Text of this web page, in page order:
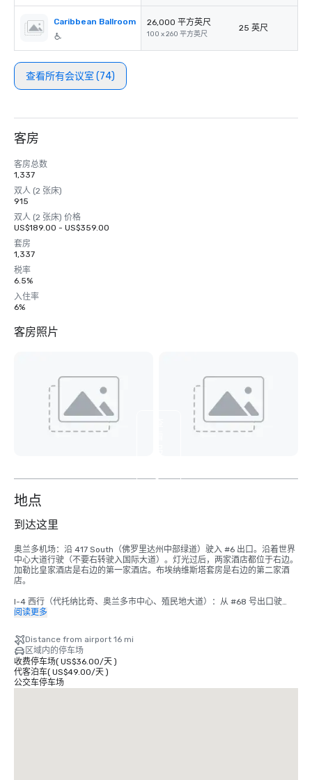
Caribbean Ballroom 26,000 平方英尺
100 x 260 平方英尺
25 英尺
查看所有会议室 (74)
客房
客房总数
1,337
双人 (2 张床)
915
双人 (2 张床) 价格
US$189.00 - US$359.00
套房
1,337
税率
6.5%
入住率
6%
客房照片
5
地点
到达这里
奥兰多机场：沿 417 South（佛罗里达州中部绿道）驶入 #6 出口。沿着世界
中心大道行驶（不要右转驶入国际大道）。灯光过后，两家酒店都位于右边。
加勒比皇家酒店是右边的第一家酒店。布埃纳维斯塔套房是右边的第二家酒
店。
I-4 西行（代托纳比奇、奥兰多市中心、殖民地大道）：从 #68 号出口驶
出，左转驶入 S.R. 535（阿波普卡/瓦恩兰路）。前往第 3 个灯并左转驶入世
I-4 东行（坦帕、克利尔沃特）：从 #67 号出口驶出。沿着右侧国际大道的路
标行驶。通过两个红绿灯。我们是继第二个红绿灯（535 号和世界中心大
道）之后左边的第二家酒店。
I-75（坦帕）：沿 I-75 到 I-4 东段。从 #67 号出口出来。沿着右侧国际大道
阅读更多
Distance from airport 16 mi
区域内的停车场
收费停车场( US$36.00/天)
代客泊车( US$49.00/天)
公交车停车场